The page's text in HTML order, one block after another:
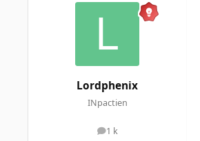
Lordphenix
INpactien
1 k
messages